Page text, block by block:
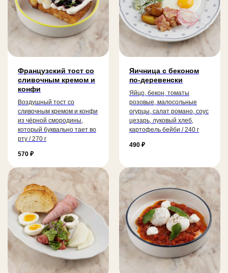
Французский тост со
сливочным кремом и
конфи
Воздушный тост со
сливочным кремом и конфи
из чёрной смородины,
который буквально тает во
рту / 270 г
570 ₽
Яичница с беконом
по-деревенски
Яйцо, бекон, томаты
розовые, малосольные
огурцы, салат романо, соус
цезарь, луковый хлеб,
картофель бейби / 240 г
490 ₽